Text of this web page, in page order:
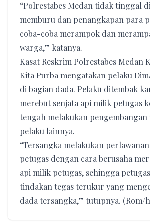
“Polrestabes Medan tidak tinggal
memburu dan penangkapan para
coba-coba merampok dan
warga,” katanya.
Kasat Reskrim Polrestabes Medan
Kita Purba mengatakan pelaku
di bagian dada. Pelaku ditembak
merebut senjata api milik petugas
tengah melakukan
pelaku lainnya.
“Tersangka melakukan
petugas dengan cara berusaha
api milik petugas, sehingga
tindakan tegas terukur yang
dada tersangka,” tutupnya. (Rom/